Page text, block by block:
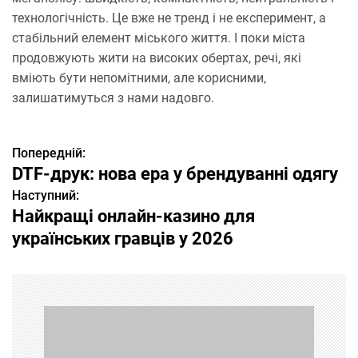
технологічність. Це вже не тренд і не експеримент, а
стабільний елемент міського життя. І поки міста
продовжують жити на високих обертах, речі, які
вміють бути непомітними, але корисними,
залишатимуться з нами надовго.
Н
а
в
г
а
Попередній:
DTF-друк: нова ера у брендуванні одягу
Наступний:
Найкращі онлайн-казино для
українських гравців у 2026